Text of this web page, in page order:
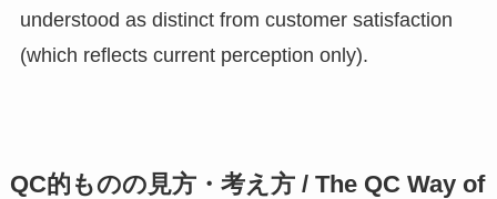
understood as distinct from customer satisfaction
(which reflects current perception only).
QC的ものの見方・考え方 / The QC Way of